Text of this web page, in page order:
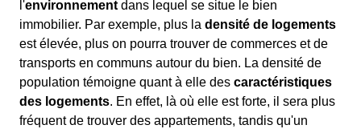
l'environnement dans lequel se situe le bien
immobilier. Par exemple, plus la densité de logements
est élevée, plus on pourra trouver de commerces et de
transports en communs autour du bien. La densité de
population témoigne quant à elle des caractéristiques
des logements. En effet, là où elle est forte, il sera plus
fréquent de trouver des appartements, tandis qu'un